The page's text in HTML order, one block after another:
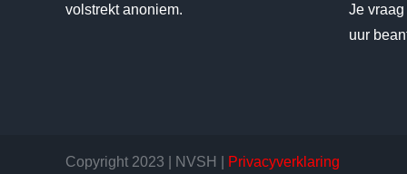
volstrekt anoniem.
Je
uur
Copyright 2023 | NVSH | Privacyverklaring